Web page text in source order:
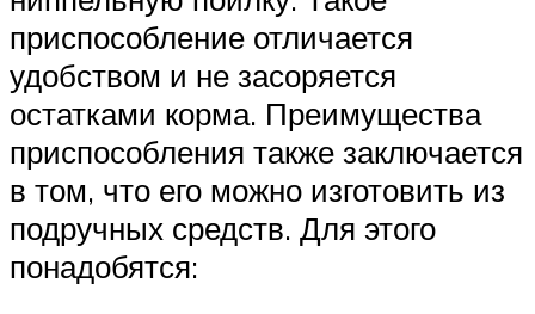
приспособление отличается
удобством и не засоряется
остатками корма. Преимущества
приспособления также заключается
в том, что его можно изготовить из
подручных средств. Для этого
понадобятся: